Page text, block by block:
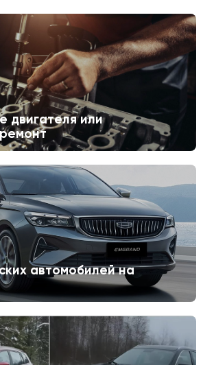
двигателя или
автомобилей на